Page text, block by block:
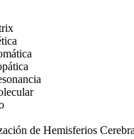
de Hemisferios